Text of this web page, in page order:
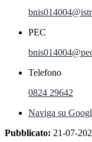
PEC
Telefono
0824 29642
Naviga su
Pubblicato: 21-07-